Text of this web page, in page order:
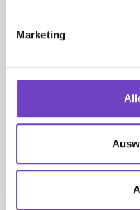
Marketing
Unsere
und
kannst.
LGBTQIA+